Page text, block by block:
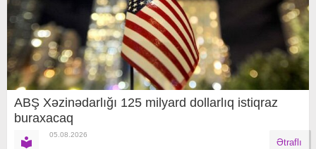
ABŞ Xəzinədarlığı 125 milyard dollarlıq istiqraz
buraxacaq
05.08.2026
Ətraflı